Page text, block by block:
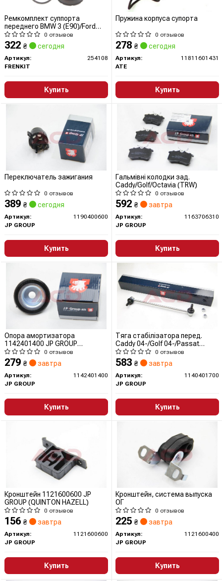
Ремкомплект суппорта
переднего BMW 3 (E90)/Ford
Focus/Renault
Duster/Megane/Skoda Fabia/VW
Golf V (d=54mm)(Ate) (254108)
Frenkit
0 отзывов
322 ₴ сегодня
Артикул:
254108
FRENKIT
Купить
Пружина корпуса супорта
0 отзывов
278 ₴ сегодня
Артикул:
11811601431
ATE
Купить
Переключатель зажигания
0 отзывов
389 ₴ сегодня
Артикул:
1190400600
JP GROUP
Купить
Гальмівні колодки зад.
Caddy/Golf/Octavia (TRW)
0 отзывов
592 ₴ завтра
Артикул:
1163706310
JP GROUP
Купить
Опора амортизатора
1142401400 JP GROUP
(QUINTON HAZELL)
0 отзывов
279 ₴ завтра
Артикул:
1142401400
JP GROUP
Купить
Тяга стабілізатора перед.
Caddy 04-/Golf 04-/Passat
06-/Jetta 06-0 отзывов
583 ₴ завтра
Артикул:
1140401700
JP GROUP
Купить
Кронштейн 1121600600 JP
GROUP (QUINTON HAZELL)
0 отзывов
156 ₴ завтра
Артикул:
1121600600
JP GROUP
Купить
Кронштейн, система выпуска
ОГ
0 отзывов
225 ₴ завтра
Артикул:
1121600400
JP GROUP
Купить